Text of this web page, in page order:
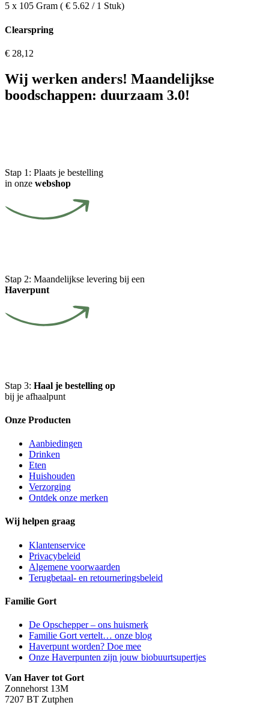
5 x 105 Gram ( € 5.62 / 1 Stuk)
Clearspring
€ 28,12
Wij werken anders! Maandelijkse
boodschappen: duurzaam 3.0!
Stap 1: Plaats je bestelling
in onze webshop
Stap 2: Maandelijkse levering bij een
Haverpunt
Stap 3: Haal je bestelling op
bij je afhaalpunt
Onze Producten
Aanbiedingen
Drinken
Eten
Huishouden
Verzorging
Ontdek onze merken
Wij helpen graag
Klantenservice
Privacybeleid
Algemene voorwaarden
Terugbetaal- en retourneringsbeleid
Familie Gort
De Opschepper – ons huismerk
Familie Gort vertelt… onze blog
Haverpunt worden? Doe mee
Onze Haverpunten zijn jouw biobuurtsupertjes
Van Haver tot Gort
Zonnehorst 13M
7207 BT Zutphen